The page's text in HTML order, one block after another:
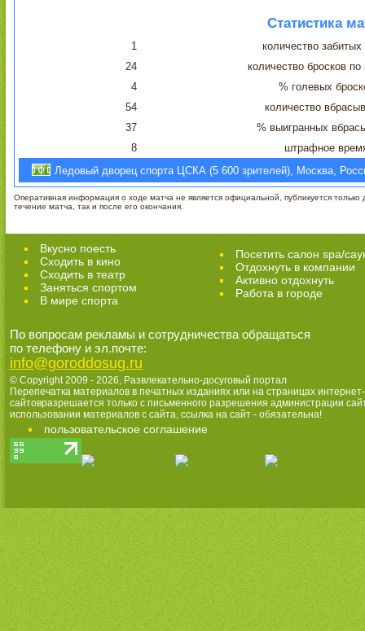
Статистика
1
количество
24
количество бросков по
4
% голевых
54
количество
37
% выигранных
8
штрафное
Ледовый дворец спорта ЦСКА (5 600 зрителей), Москва,
Оперативная информация о ходе матча не является официальной, публикуется только
течение матча, так и после его окончания.
Вкусно поесть
Сходить в кино
Cходить в театр
Заняться спортом
В мире спорта
Посетить салон spa/
Отдохнуть в компании
Активно отдохнуть
Работа в городе
По вопросам рекламы и сотрудничества обращаться
по телефону и эл.почте:
info@goroddosug.ru
© Copyright 2009 - 2026, Развлекательно-досуговый портал
Перепечатка материалов в печатных изданиях или на страницах интернет-
сайтовразрешается только с письменного разрешения администрации
использовании материалов с сайта, ссылка на сайт - обязательна!
пользовательское соглашение